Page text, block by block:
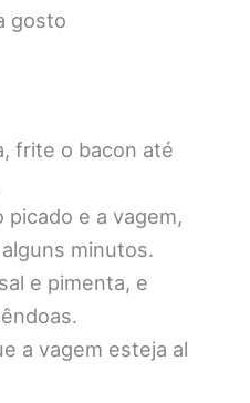
gosto
frite o bacon até
picado e a vagem,
minutos.
e pimenta, e
a vagem esteja al